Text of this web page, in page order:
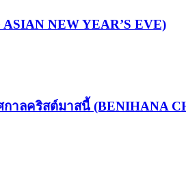
NEW YEAR’S EVE)
าลคริสต์มาสนี้ (BENIHANA